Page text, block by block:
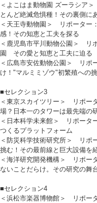
＜よこはま動物園 ズーラシア
とんど絶滅危惧種！その裏側に
＜天王寺動物園＞ リポーター
感！その知恵と工夫を探る
＜鹿児島市平川動物公園＞ リ
園 その愛と知恵と工夫に迫る
＜広島市安佐動物公園＞ リポ
け！"マルミミゾウ"初繁殖への
■セレクション3
＜東京スカイツリー＞ リポー
場？日本一のタワーは最先端の
＜日本科学未来館＞ リポー
つくるプラットフォーム
＜防災科学技術研究所＞ リポ
挑む！その最前線と巨大設備を
＜海洋研究開発機構＞ リポー
ないことだらけ。その研究の舞
■セレクション4
＜浜松市楽器博物館＞ リポー